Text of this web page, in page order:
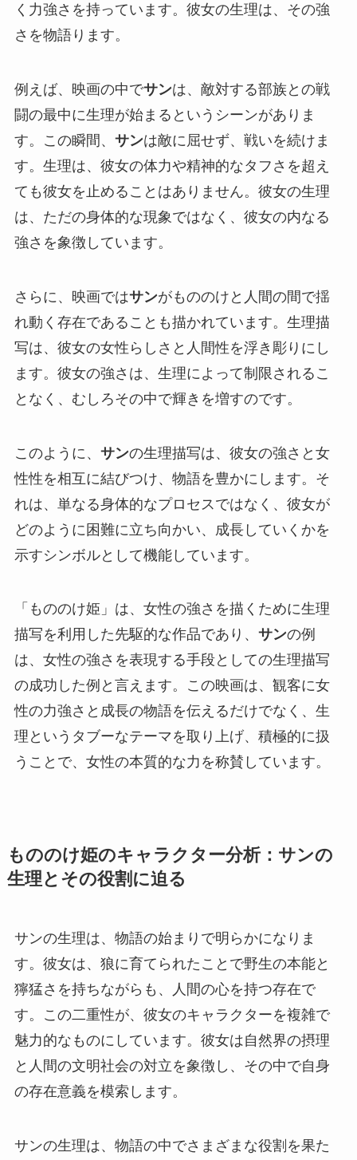
く力強さを持っています。彼女の生理は、その強
さを物語ります。
例えば、映画の中でサンは、敵対する部族との戦
闘の最中に生理が始まるというシーンがありま
す。この瞬間、 サンは敵に屈せず、戦いを続けま
す。生理は、彼女の体力や精神的なタフさを超え
ても彼女を止めることはありません。彼女の生理
は、ただの身体的な現象ではなく、彼女の内なる
強さを象徴しています。
さらに、映画ではサンがもののけと人間の間で揺
れ動く存在であることも描かれています。生理描
写は、彼女の女性らしさと人間性を浮き彫りにし
ます。彼女の強さは、生理によって制限されるこ
となく、むしろその中で輝きを増すのです。
このように、 サンの生理描写は、彼女の強さと女
性性を相互に結びつけ、物語を豊かにします。そ
れは、単なる身体的なプロセスではなく、彼女が
どのように困難に立ち向かい、成長していくかを
示すシンボルとして機能しています。
「もののけ姫」は、女性の強さを描くために生理
描写を利用した先駆的な作品であり、 サンの例
は、女性の強さを表現する手段としての生理描写
の成功した例と言えます。この映画は、観客に女
性の力強さと成長の物語を伝えるだけでなく、生
理というタブーなテーマを取り上げ、積極的に扱
うことで、女性の本質的な力を称賛しています。
もののけ姫のキャラクター分析：サンの
生理とその役割に迫る
サンの生理は、物語の始まりで明らかになりま
す。彼女は、狼に育てられたことで野生の本能と
獰猛さを持ちながらも、人間の心を持つ存在で
す。この二重性が、彼女のキャラクターを複雑で
魅力的なものにしています。彼女は自然界の摂理
と人間の文明社会の対立を象徴し、その中で自身
の存在意義を模索します。
サンの生理は、物語の中でさまざまな役割を果た